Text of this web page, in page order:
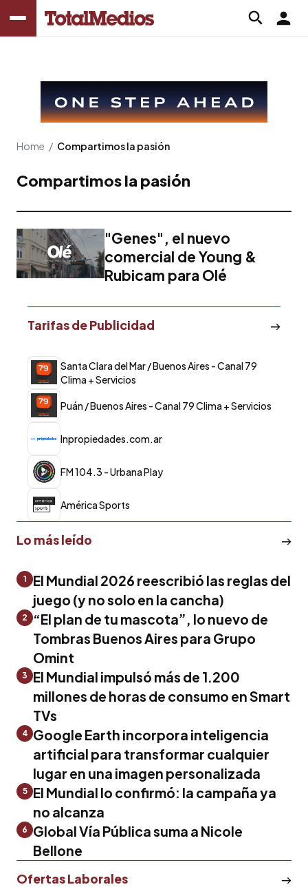
Home / Compartimos la pasión
Compartimos la pasión
"Genes", el nuevo
comercial de Young &
Rubicam para Olé
Tarifas de Publicidad
Santa Clara del Mar / Buenos Aires - Canal 79
Clima + Servicios
Puán / Buenos Aires - Canal 79 Clima + Servicios
lnpropiedades.com.ar
FM 104.3 - Urbana Play
América Sports
Lo más leído
1
El Mundial 2026 reescribió las reglas del
juego (y no solo en la cancha)
2
“El plan de tu mascota”, lo nuevo de
Tombras Buenos Aires para Grupo
Omint
3
El Mundial impulsó más de 1.200
millones de horas de consumo en Smart
TVs
4 Google Earth incorpora inteligencia
artificial para transformar cualquier
lugar en una imagen personalizada
5
El Mundial lo confirmó: la campaña ya
no alcanza
6
Global Vía Pública suma a Nicole
Bellone
Ofertas Laborales